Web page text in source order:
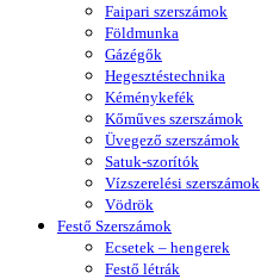
Faipari szerszámok
Földmunka
Gázégők
Hegesztéstechnika
Kéménykefék
Kőműves szerszámok
Üvegező szerszámok
Satuk-szorítók
Vízszerelési szerszámok
Vödrök
Festő Szerszámok
Ecsetek – hengerek
Festő létrák